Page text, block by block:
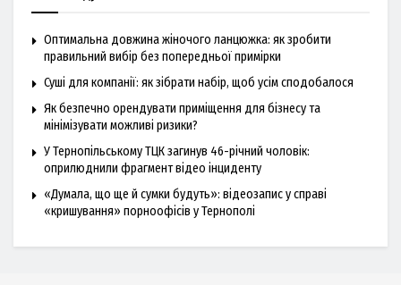
Оптимальна довжина жіночого ланцюжка: як зробити
правильний вибір без попередньої примірки
Суші для компанії: як зібрати набір, щоб усім сподобалося
Як безпечно орендувати приміщення для бізнесу та
мінімізувати можливі ризики?
У Тернопільському ТЦК загинув 46-річний чоловік:
оприлюднили фрагмент відео інциденту
«Думала, що ще й сумки будуть»: відеозапис у справі
«кришування» порноофісів у Тернополі